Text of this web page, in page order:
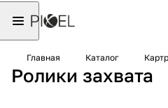
Главная Каталог
Ролики захвата